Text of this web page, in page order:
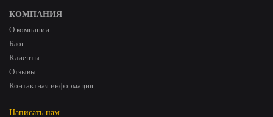
КОМПАНИЯ
О компании
Блог
Клиенты
Отзывы
Контактная информация
Написать нам